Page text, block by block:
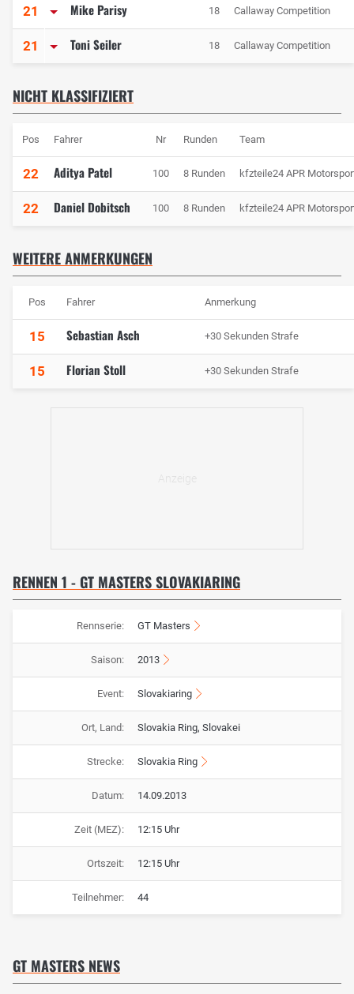
21 Mike Parisy 18 Callaway Competition
21 Toni Seiler 18 Callaway Competition
NICHT KLASSIFIZIERT
Pos Fahrer Nr Runden Team
22 Aditya Patel 100 8 Runden kfzteile24 APR
22 Daniel Dobitsch 100 8 Runden kfzteile24 APR
WEITERE ANMERKUNGEN
Pos Fahrer Anmerkung
15 Sebastian Asch +30 Sekunden Strafe
15 Florian Stoll +30 Sekunden Strafe
RENNEN 1 - GT MASTERS SLOVAKIARING
Rennserie: GT Masters
Saison: 2013
Event: Slovakiaring
Ort, Land: Slovakia Ring, Slovakei
Strecke: Slovakia Ring
Datum: 14.09.2013
Zeit (MEZ): 12:15 Uhr
Ortszeit: 12:15 Uhr
Teilnehmer: 44
GT MASTERS NEWS